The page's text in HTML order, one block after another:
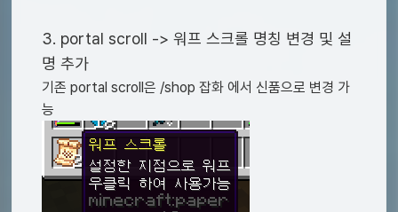
3. portal scroll -> 워프 스크롤 명칭 변경 및 설
명 추가
기존 portal scroll은 /shop 잡화 에서 신품으로 변경 가
능